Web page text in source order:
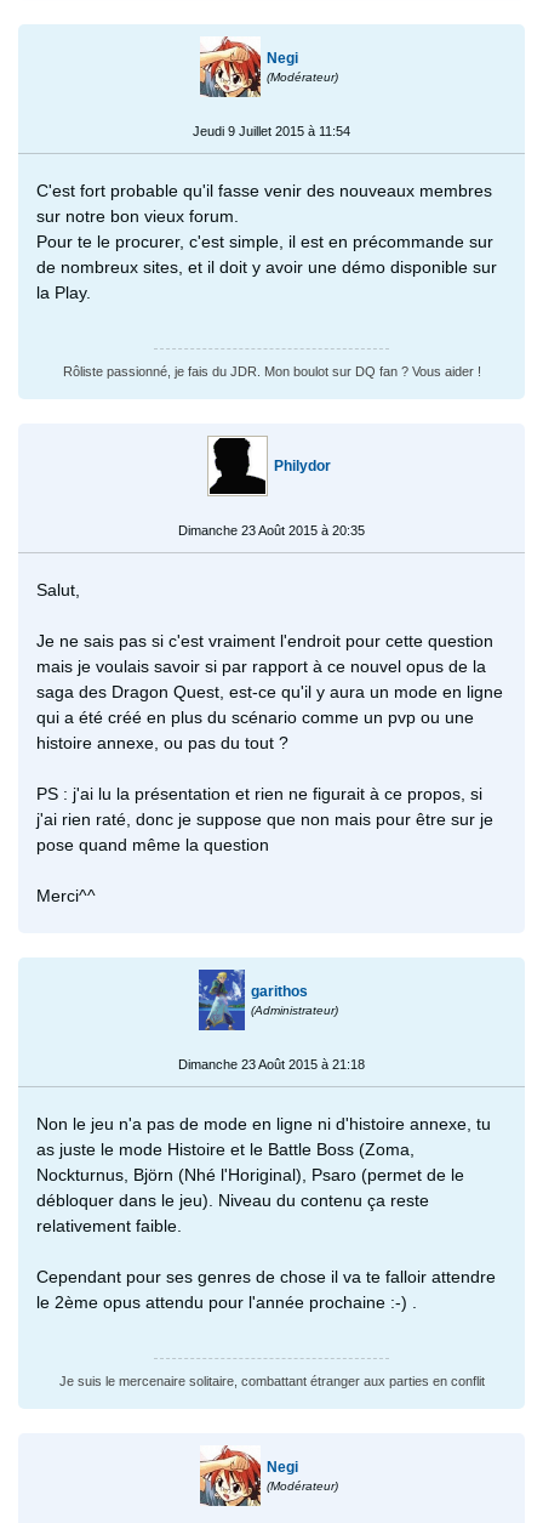
Negi
(Modérateur)
Jeudi 9 Juillet 2015 à 11:54
C'est fort probable qu'il fasse venir des nouveaux membres
sur notre bon vieux forum.
Pour te le procurer, c'est simple, il est en précommande sur
de nombreux sites, et il doit y avoir une démo disponible sur
la Play.
Rôliste passionné, je fais du JDR. Mon boulot sur DQ fan ? Vous aider !
Philydor
Dimanche 23 Août 2015 à 20:35
Salut,
Je ne sais pas si c'est vraiment l'endroit pour cette question
mais je voulais savoir si par rapport à ce nouvel opus de la
saga des Dragon Quest, est-ce qu'il y aura un mode en ligne
qui a été créé en plus du scénario comme un pvp ou une
histoire annexe, ou pas du tout ?
PS : j'ai lu la présentation et rien ne figurait à ce propos, si
j'ai rien raté, donc je suppose que non mais pour être sur je
pose quand même la question
Merci^^
garithos
(Administrateur)
Dimanche 23 Août 2015 à 21:18
Non le jeu n'a pas de mode en ligne ni d'histoire annexe, tu
as juste le mode Histoire et le Battle Boss (Zoma,
Nockturnus, Björn (Nhé l'Horiginal), Psaro (permet de le
débloquer dans le jeu). Niveau du contenu ça reste
relativement faible.
Cependant pour ses genres de chose il va te falloir attendre
le 2ème opus attendu pour l'année prochaine :-) .
Je suis le mercenaire solitaire, combattant étranger aux parties en conflit
Negi
(Modérateur)